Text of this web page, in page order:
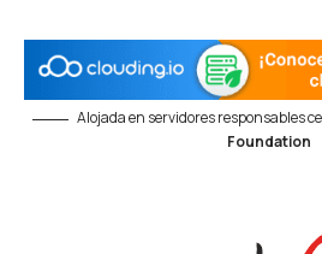
Alojada en servidores responsables
Foundation